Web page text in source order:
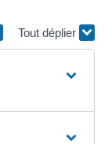
Tout déplier